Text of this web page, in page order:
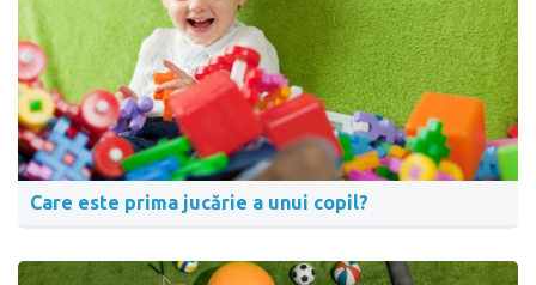
Care este prima jucărie a unui copil?